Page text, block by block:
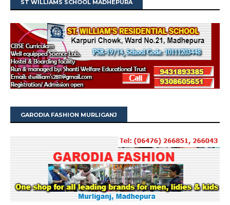
ST WILLIAMS SCHOOL MADHEPURA
GARODIA FASHION MURLIGANJ